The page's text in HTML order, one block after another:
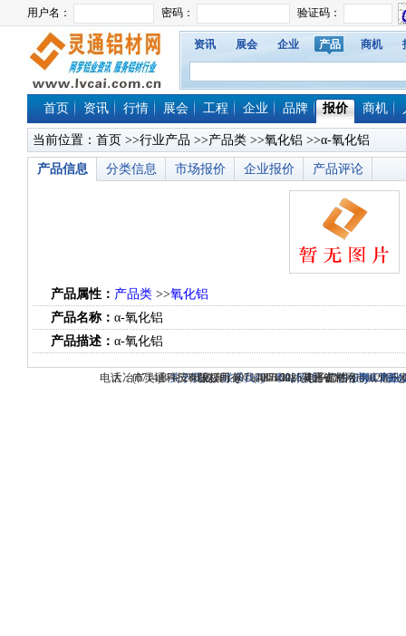
资讯 展会 企业 产品 商机
首页 资讯 行情 展会 工程 企业 品牌 报价 商机
当前位置： 首页 >>行业产品 >>产品类 >>氧化铝 >>α-氧化铝
产品信息 分类信息 市场报价 企业报价 产品评论
产品属性： 产品类 >>氧化铝
产品名称： α-氧化铝
产品描述： α-氧化铝
关于我们-联系我们-本站招聘-广告服务-商业
电话：(0714)8765286 传真：(0714)8765285 电子邮件：
大冶市灵通科技有限公司 @ （435100）湖北省大冶市城北开
版权所有 © 2006-2026灵通铝材网鄂ICP备